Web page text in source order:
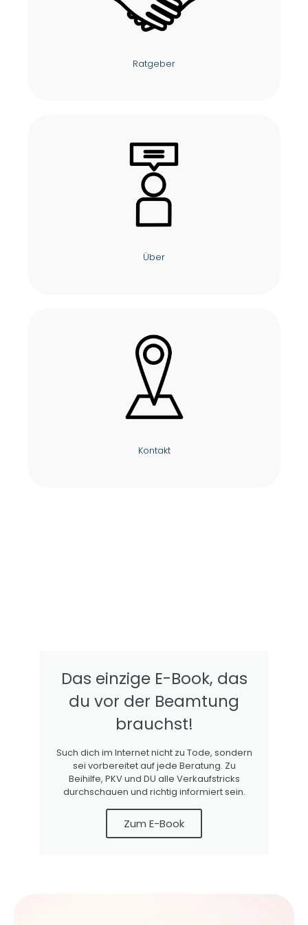
Ratgeber
Über
Kontakt
Das einzige E-Book, das
du vor der Beamtung
brauchst!
Such dich im Internet nicht zu Tode, sondern
sei vorbereitet auf jede Beratung. Zu
Beihilfe, PKV und DU alle Verkaufstricks
durchschauen und richtig informiert sein.
Zum E-Book